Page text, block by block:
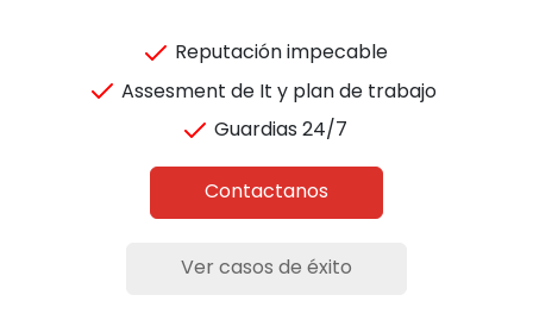
Reputación impecable
Assesment de It y plan de trabajo
Guardias 24/7
Contactanos
Ver casos de éxito